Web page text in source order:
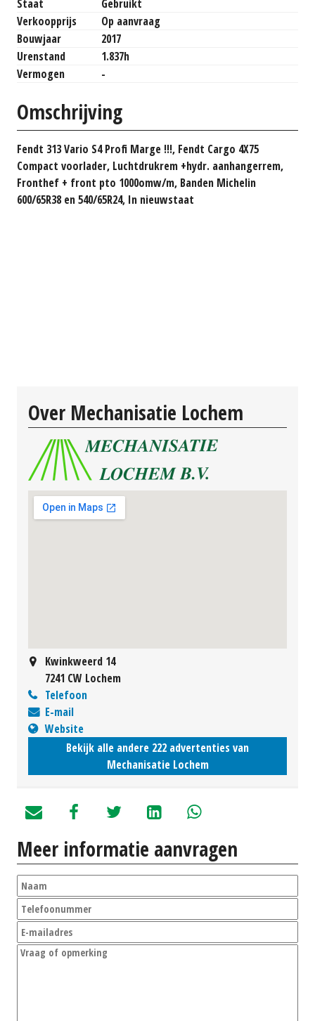
Staat
Gebruikt
Verkoopprijs
Op aanvraag
Bouwjaar
2017
Urenstand
1.837h
Vermogen
-
Omschrijving
Fendt 313 Vario S4 Profi Marge !!!, Fendt Cargo 4X75
Compact voorlader, Luchtdrukrem +hydr. aanhangerrem,
Fronthef + front pto 1000omw/m, Banden Michelin
600/65R38 en 540/65R24, In nieuwstaat
Over Mechanisatie Lochem
Kwinkweerd 14
7241 CW Lochem
Telefoon
E-mail
Website
Bekijk alle andere 222 advertenties van
Mechanisatie Lochem
Meer informatie aanvragen